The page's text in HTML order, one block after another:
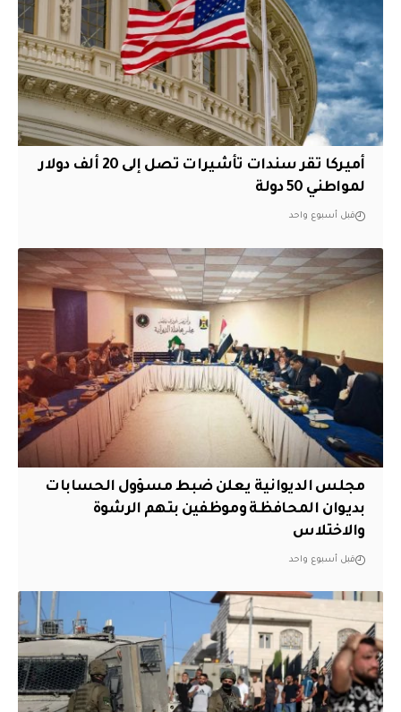
أميركا تقر سندات تأشيرات تصل إلى 20 ألف دولار
لمواطني 50 دولة
قبل أسبوع واحد
مجلس الديوانية يعلن ضبط مسؤول الحسابات
بديوان المحافظة وموظفين بتهم الرشوة
والاختلاس
قبل أسبوع واحد